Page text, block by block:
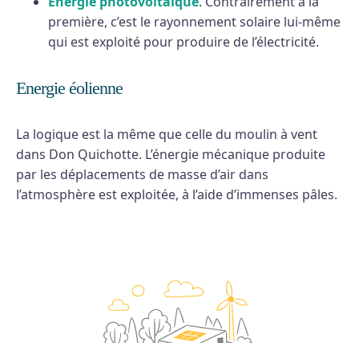
première, c’est le rayonnement solaire lui-même
qui est exploité pour produire de l’électricité.
Energie éolienne
La logique est la même que celle du moulin à vent
dans Don Quichotte. L’énergie mécanique produite
par les déplacements de masse d’air dans
l’atmosphère est exploitée, à l’aide d’immenses pâles.